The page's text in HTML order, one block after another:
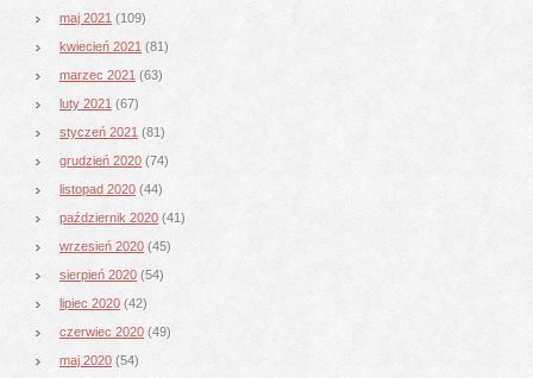
maj 2021 (109)
kwiecień 2021 (81)
marzec 2021 (63)
luty 2021 (67)
styczeń 2021 (81)
grudzień 2020 (74)
listopad 2020 (44)
październik 2020 (41)
wrzesień 2020 (45)
sierpień 2020 (54)
lipiec 2020 (42)
czerwiec 2020 (49)
maj 2020 (54)